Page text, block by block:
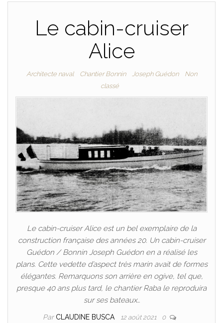
Le cabin-cruiser
Alice
Architecte naval Chantier Bonnin Joseph Guédon
Non
classé
Le cabin-cruiser Alice est un bel exemplaire de la
construction française des années 20. Un cabin-cruiser
Guédon / Bonnin Joseph Guédon en a réalisé les
plans. Cette vedette d’aspect très marin avait de formes
élégantes. Remarquons son arrière en ogive, tel que,
presque 40 ans plus tard, le chantier Raba le reproduira
sur ses bateaux…
Par CLAUDINE BUSCA 12 août 2021 0